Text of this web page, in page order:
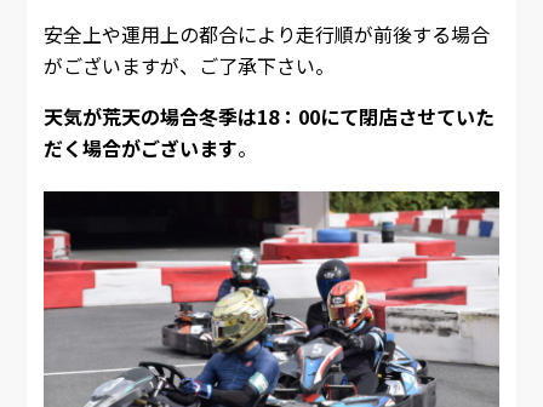
安全上や運用上の都合により走行順が前後する場合
がございますが、ご了承下さい。
天気が荒天の場合冬季は18：00にて閉店させていた
だく場合がございます。